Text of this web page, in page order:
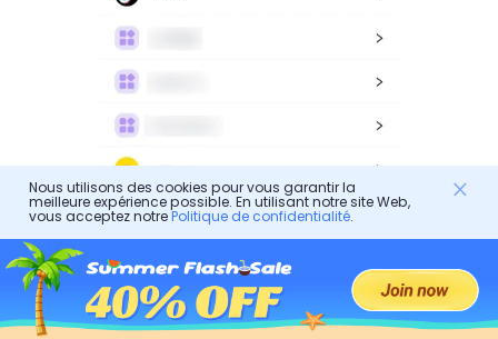
Vous pouvez définir des limites en fonction de l'âge
et des catégories de contenu.
Nous utilisons des cookies pour vous garantir la
meilleure expérience possible. En utilisant notre site Web,
vous acceptez notrePolitique de confidentialité.